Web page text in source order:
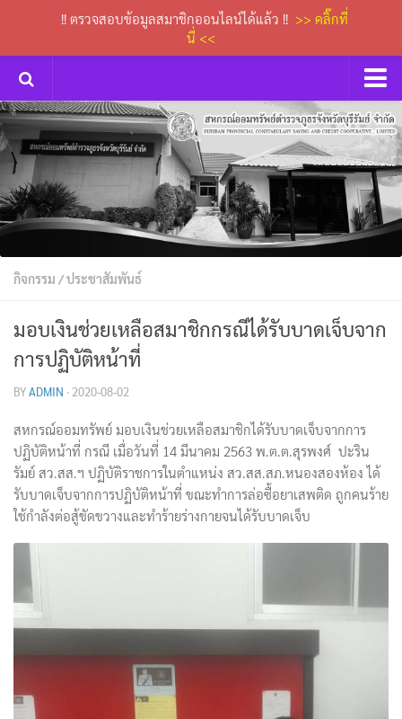
หน้าหลัก
กิจกรรม
การประชุมคณะกรรมการเงินกู้
ข่าวประกาศสหกรณ์
กระดานถาม-ตอบ
ติดต่อเรา
กิจกรรม /ประชาสัมพันธ์
มอบเงินช่วยเหลือสมาชิกกรณีได้รับบาดเจ็บจาก
การปฏิบัติหน้าที่
BYADMIN · 2020-08-02
สหกรณ์ออมทรัพย์ มอบเงินช่วยเหลือสมาชิกได้รับบาดเจ็บจากการ
ปฏิบัติหน้าที่ กรณี เมื่อวันที่ 14 มีนาคม 2563 พ.ต.ต.สุรพงศ์ ปะริน
รัมย์ สว.สส.ฯ ปฏิบัติราชการในตำแหน่ง สว.สส.สภ.หนองสองห้อง ได้
รับบาดเจ็บจากการปฏิบัติหน้าที่ ขณะทำการล่อซื้อยาเสพติด ถูกคนร้าย
ใช้กำลังต่อสู้ขัดขวางและทำร้ายร่างกายจนได้รับบาดเจ็บ
!! ตรวจสอบข้อมูลสมาชิกออนไลน์ได้แล้ว !! >> คลิ๊กที่
นี่ <<